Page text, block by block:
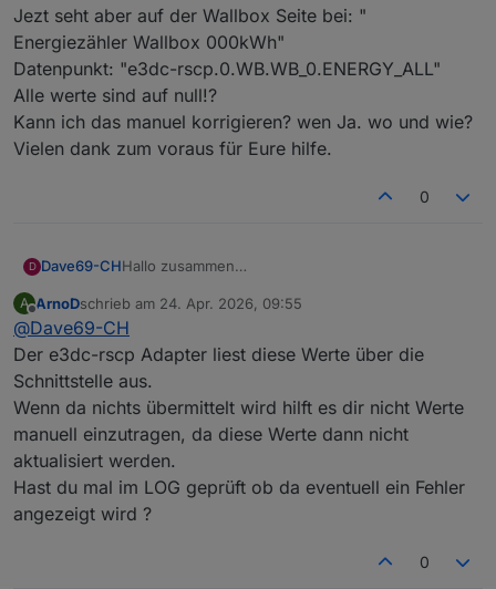
Jezt seht aber auf der Wallbox Seite bei: "
Energiezähler Wallbox 000kWh"
Datenpunkt: "e3dc-rscp.0.WB.WB_0.ENERGY_ALL"
Alle werte sind auf null!?
Kann ich das manuel korrigieren? wen Ja. wo und wie?
Vielen dank zum voraus für Eure hilfe.
0
D Dave69-CHHallo zusammen
Habe Node js aktualisiert (v22.22.2) und das
system neu gestartet.
Jezt seht aber auf der Wallbox Seite bei: "
Datenpunkt: "e3dc-rscp.0.WB.WB_0.ENERGY_ALL"
Alle werte sind auf null!?
Kann ich das manuel korrigieren? wen Ja. wo und
wie?
Vielen dank zum voraus für Eure hilfe.
A
Offline
ArnoDschrieb am 24. Apr. 2026, 09:55
zuletzt editiert von
@Dave69-CH
Der e3dc-rscp Adapter liest diese Werte über die
Schnittstelle aus.
Wenn da nichts übermittelt wird hilft es dir nicht Werte
manuell einzutragen, da diese Werte dann nicht
aktualisiert werden.
Hast du mal im LOG geprüft ob da eventuell ein Fehler
angezeigt wird ?
0